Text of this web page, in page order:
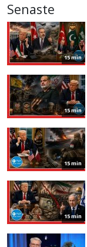
Senaste
15 min
15 min
15 min
15 min